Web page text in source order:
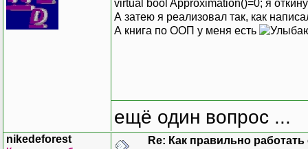
virtual bool Approximation()=0; я
А затею я реализовал так, как
А книга по ООП у меня есть
ещё один вопрос ...
nikedeforest Re: Как правильно